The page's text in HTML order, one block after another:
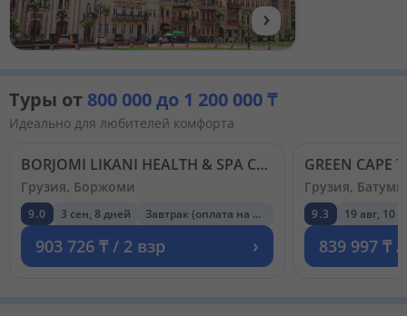
Загрузить приложение из App Store ›
Туры от 800 000 до 1 200 000 ₸
Идеально для любителей комфорта
BORJOMI LIKANI HEALTH & SPA CENTRE (EX. RIXOS BORJOMI)
Грузия, Боржоми
9.0 3 сен, 8 дней Завтрак (оплата на месте)
903 726 ₸ / 2 взр ›
GREEN CAPE
Грузия, Батуми
9.3 19 авг, 10
839 997 ₸